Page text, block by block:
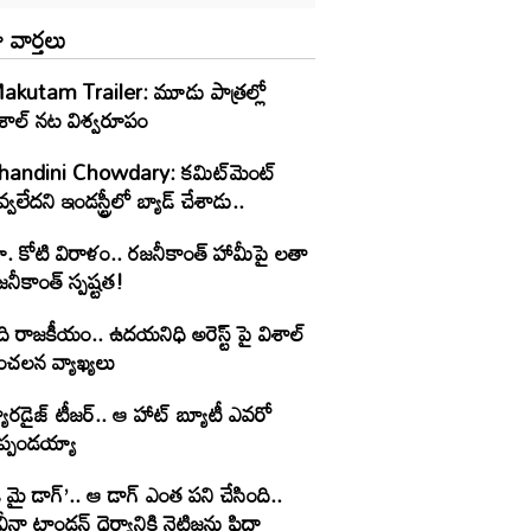
Trailer: మూడు పాత్రల్లో
నట విశ్వరూపం
Chowdary: కమిట్‌మెంట్
ఇండస్ట్రీలో బ్యాడ్ చేశాడు..
కోటి విరాళం.. రజనీకాంత్ హామీపై లతా
స్పష్టత!
రాజకీయం.. ఉదయనిధి అరెస్ట్ పై విశాల్
వ్యాఖ్యలు
టీజర్.. ఆ హాట్ బ్యూటీ ఎవరో
మై డాగ్’.. ఆ డాగ్ ఎంత పని చేసింది..